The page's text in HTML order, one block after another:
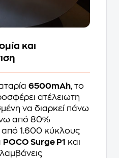
και
6500mAh, το
ατέλειωτη
να διαρκεί πάνω
από 80%
από 1.600 κύκλους
POCO Surge P1 και